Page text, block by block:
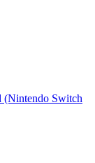
(Nintendo Switch